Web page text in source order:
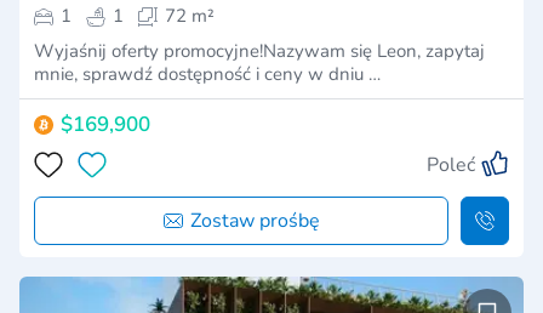
1
1
72 m²
Wyjaśnij oferty promocyjne!Nazywam się Leon, zapytaj
mnie, sprawdź dostępność i ceny w dniu …
$169,900
Poleć
Zostaw prośbę